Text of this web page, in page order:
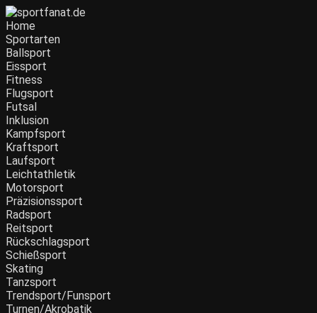
Home
Sportarten
Ballsport
Eissport
Fitness
Flugsport
Futsal
Inklusion
Kampfsport
Kraftsport
Laufsport
Leichtathletik
Motorsport
Präzisionssport
Radsport
Reitsport
Rückschlagsport
Schießsport
Skating
Tanzsport
Trendsport/Funsport
Turnen/Akrobatik